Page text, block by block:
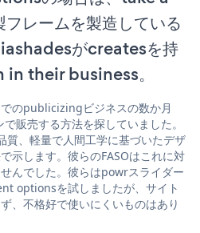
レームを製造している
がcreatesを持
in their business。
のpublicizingビジネスの数か月
販売する方法を探していました。
、軽量で人間工学に基づいたデザ
示します。彼らのFASOはこれに対
んでした。彼らはpowrスライダー
optionsを試しましたが、サイト
、不格好で使いにくいものはあり